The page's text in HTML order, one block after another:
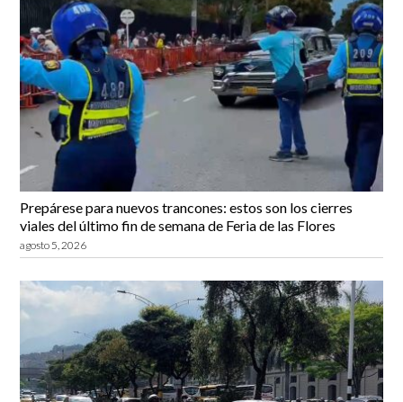
Prepárese para nuevos trancones: estos son los cierres
viales del último fin de semana de Feria de las Flores
agosto 5, 2026